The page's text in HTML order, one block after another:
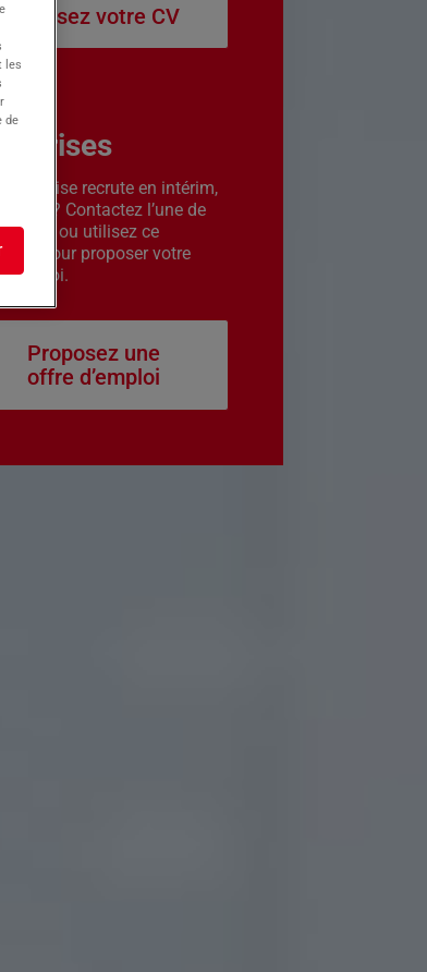
Déposez votre CV
entreprise recrute en intérim,
ou CDI ? Contactez l’une de
ou utilisez ce
pour proposer votre
Proposez une
offre d’emploi
les
de